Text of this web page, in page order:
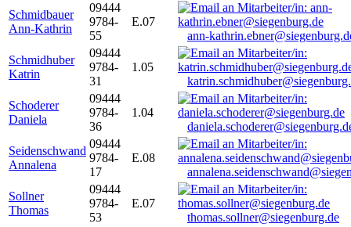
Schmidbauer
Ann-Kathrin
09444
9784-
55
E.07
ann-
Schmidhuber
Katrin
09444
9784-
31
1.05
Schoderer
Daniela
09444
9784-
36
1.04
Seidenschwand
Annalena
09444
9784-
17
E.08
Sollner
Thomas
09444
9784-
53
E.07
thomas.sollner@siegenburg.de